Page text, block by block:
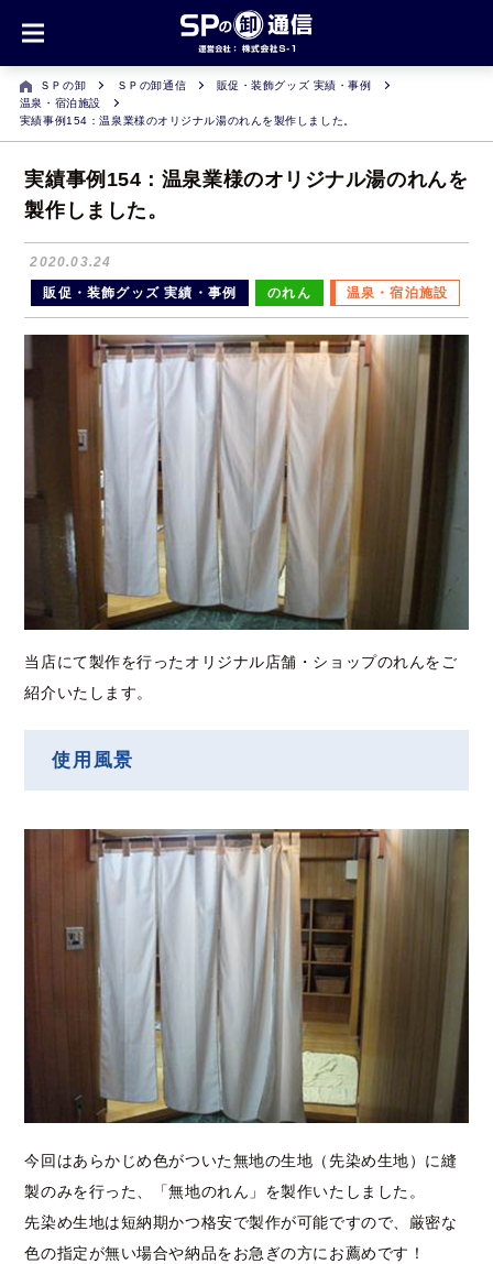
ＳＰの卸 ＳＰの卸通信
販促・装飾グッズ 実績・事例
温泉・宿泊施設
実績事例154：温泉業様のオリジナル湯のれんを製作しました。
実績事例154：温泉業様のオリジナル湯のれんを
製作しました。
2020.03.24
販促・装飾グッズ 実績・事例
のれん 温泉・宿泊施設
当店にて製作を行ったオリジナル店舗・ショップのれんをご
紹介いたします。
使用風景
今回はあらかじめ色がついた無地の生地（先染め生地）に縫
製のみを行った、「無地のれん」を製作いたしました。
先染め生地は短納期かつ格安で製作が可能ですので、厳密な
色の指定が無い場合や納品をお急ぎの方にお薦めです！